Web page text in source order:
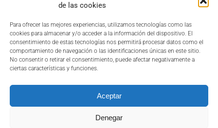
de las cookies
Para ofrecer las mejores experiencias, utilizamos tecnologías como las
cookies para almacenar y/o acceder a la información del dispositivo. El
consentimiento de estas tecnologías nos permitirá procesar datos como el
comportamiento de navegación o las identificaciones únicas en este sitio.
No consentir o retirar el consentimiento, puede afectar negativamente a
ciertas características y funciones.
Aceptar
Denegar
Tu teléfono
Cool Roof
Desestratificación
Vegetalización